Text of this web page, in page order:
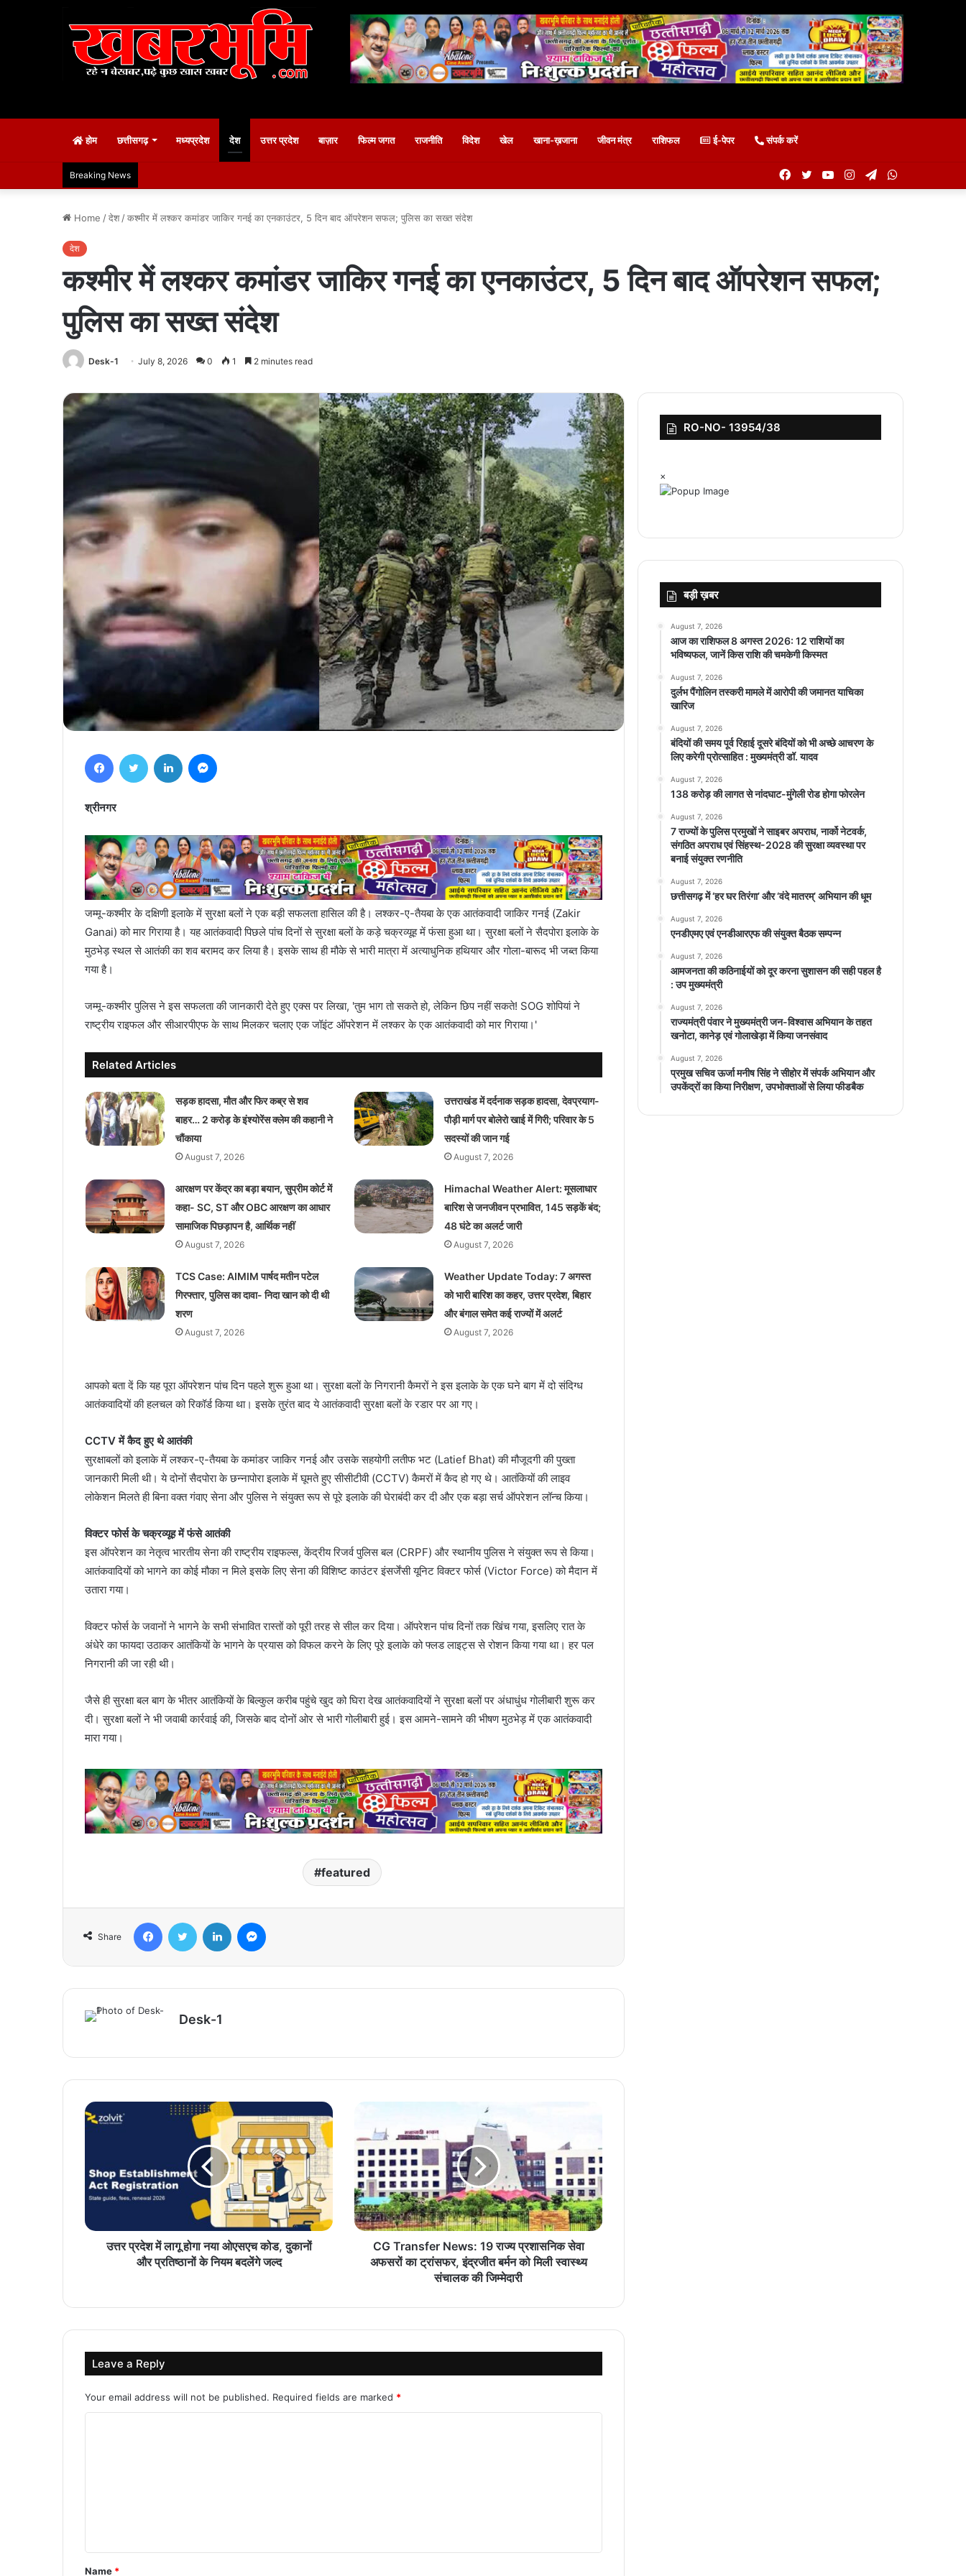
होम छत्तीसगढ़ मध्यप्रदेश देश उत्तर प्रदेश बाज़ार फिल्म जगत राजनीति विदेश खेल खाना-ख़जाना जीवन मंत्र राशिफल ई-पेपर संपर्क करें
Breaking News Telegram
Instagram
YouTube
Twitter
Facebook
Home /देश /कश्मीर में लश्कर कमांडर जाकिर गनई का एनकाउंटर, 5 दिन बाद ऑपरेशन सफल; पुलिस का सख्त संदेश
देश
कश्मीर में लश्कर कमांडर जाकिर गनई का एनकाउंटर, 5 दिन बाद ऑपरेशन सफल;
पुलिस का सख्त संदेश
Desk-1 July 8, 2026 0 1 2 minutes read
श्रीनगर
जम्मू-कश्मीर के दक्षिणी इलाके में सुरक्षा बलों ने एक बड़ी सफलता हासिल की है। लश्कर-ए-तैयबा के एक आतंकवादी जाकिर गनई (Zakir
Ganai) को मार गिराया है। यह आतंकवादी पिछले पांच दिनों से सुरक्षा बलों के कड़े चक्रव्यूह में फंसा हुआ था। सुरक्षा बलों ने सैदपोरा इलाके के
मुठभेड़ स्थल से आतंकी का शव बरामद कर लिया है। इसके साथ ही मौके से भारी मात्रा में अत्याधुनिक हथियार और गोला-बारूद भी जब्त किया
गया है।
जम्मू-कश्मीर पुलिस ने इस सफलता की जानकारी देते हुए एक्स पर लिखा, 'तुम भाग तो सकते हो, लेकिन छिप नहीं सकते! SOG शोपियां ने
राष्ट्रीय राइफल और सीआरपीएफ के साथ मिलकर चलाए एक जॉइंट ऑपरेशन में लश्कर के एक आतंकवादी को मार गिराया।'
Related Articles
सड़क हादसा, मौत और फिर कब्र से शव
बाहर… 2 करोड़ के इंश्योरेंस क्लेम की कहानी ने
चौंकाया
August 7, 2026
उत्तराखंड में दर्दनाक सड़क हादसा, देवप्रयाग-
पौड़ी मार्ग पर बोलेरो खाई में गिरी; परिवार के 5
सदस्यों की जान गई
August 7, 2026
आरक्षण पर केंद्र का बड़ा बयान, सुप्रीम कोर्ट में
कहा- SC, ST और OBC आरक्षण का आधार
सामाजिक पिछड़ापन है, आर्थिक नहीं
August 7, 2026
Himachal Weather Alert: मूसलाधार
बारिश से जनजीवन प्रभावित, 145 सड़कें बंद;
48 घंटे का अलर्ट जारी
August 7, 2026
TCS Case: AIMIM पार्षद मतीन पटेल
गिरफ्तार, पुलिस का दावा- निदा खान को दी थी
शरण
August 7, 2026
Weather Update Today: 7 अगस्त
को भारी बारिश का कहर, उत्तर प्रदेश, बिहार
और बंगाल समेत कई राज्यों में अलर्ट
August 7, 2026
आपको बता दें कि यह पूरा ऑपरेशन पांच दिन पहले शुरू हुआ था। सुरक्षा बलों के निगरानी कैमरों ने इस इलाके के एक घने बाग में दो संदिग्ध
आतंकवादियों की हलचल को रिकॉर्ड किया था। इसके तुरंत बाद ये आतंकवादी सुरक्षा बलों के रडार पर आ गए।
CCTV में कैद हुए थे आतंकी
सुरक्षाबलों को इलाके में लश्कर-ए-तैयबा के कमांडर जाकिर गनई और उसके सहयोगी लतीफ भट (Latief Bhat) की मौजूदगी की पुख्ता
जानकारी मिली थी। ये दोनों सैदपोरा के छन्नापोरा इलाके में घूमते हुए सीसीटीवी (CCTV) कैमरों में कैद हो गए थे। आतंकियों की लाइव
लोकेशन मिलते ही बिना वक्त गंवाए सेना और पुलिस ने संयुक्त रूप से पूरे इलाके की घेराबंदी कर दी और एक बड़ा सर्च ऑपरेशन लॉन्च किया।
विक्टर फोर्स के चक्रव्यूह में फंसे आतंकी
इस ऑपरेशन का नेतृत्व भारतीय सेना की राष्ट्रीय राइफल्स, केंद्रीय रिजर्व पुलिस बल (CRPF) और स्थानीय पुलिस ने संयुक्त रूप से किया।
आतंकवादियों को भागने का कोई मौका न मिले इसके लिए सेना की विशिष्ट काउंटर इंसर्जेंसी यूनिट विक्टर फोर्स (Victor Force) को मैदान में
उतारा गया।
विक्टर फोर्स के जवानों ने भागने के सभी संभावित रास्तों को पूरी तरह से सील कर दिया। ऑपरेशन पांच दिनों तक खिंच गया, इसलिए रात के
अंधेरे का फायदा उठाकर आतंकियों के भागने के प्रयास को विफल करने के लिए पूरे इलाके को फ्लड लाइट्स से रोशन किया गया था। हर पल
निगरानी की जा रही थी।
जैसे ही सुरक्षा बल बाग के भीतर आतंकियों के बिल्कुल करीब पहुंचे खुद को घिरा देख आतंकवादियों ने सुरक्षा बलों पर अंधाधुंध गोलीबारी शुरू कर
दी। सुरक्षा बलों ने भी जवाबी कार्रवाई की, जिसके बाद दोनों ओर से भारी गोलीबारी हुई। इस आमने-सामने की भीषण मुठभेड़ में एक आतंकवादी
मारा गया।
featured
Share
Desk-1
उत्तर प्रदेश में लागू होगा नया ओएसएच कोड, दुकानों
और प्रतिष्ठानों के नियम बदलेंगे जल्द
CG Transfer News: 19 राज्य प्रशासनिक सेवा
अफसरों का ट्रांसफर, इंद्रजीत बर्मन को मिली स्वास्थ्य
संचालक की जिम्मेदारी
Leave a Reply
Your email address will not be published. Required fields are marked *
t
Name *
RO-NO- 13954/38
×
बड़ी ख़बर
August 7, 2026
आज का राशिफल 8 अगस्त 2026: 12 राशियों का
भविष्यफल, जानें किस राशि की चमकेगी किस्मत
August 7, 2026
दुर्लभ पैंगोलिन तस्करी मामले में आरोपी की जमानत याचिका
खारिज
August 7, 2026
बंदियों की समय पूर्व रिहाई दूसरे बंदियों को भी अच्छे आचरण के
लिए करेगी प्रोत्साहित : मुख्यमंत्री डॉ. यादव
August 7, 2026
138 करोड़ की लागत से नांदघाट-मुंगेली रोड होगा फोरलेन
August 7, 2026
7 राज्यों के पुलिस प्रमुखों ने साइबर अपराध, नार्को नेटवर्क,
संगठित अपराध एवं सिंहस्थ-2028 की सुरक्षा व्यवस्था पर
बनाई संयुक्त रणनीति
August 7, 2026
छत्तीसगढ़ में ‘हर घर तिरंगा’ और ‘वंदे मातरम्’ अभियान की धूम
August 7, 2026
एनडीएमए एवं एनडीआरएफ की संयुक्त बैठक सम्पन्न
August 7, 2026
आमजनता की कठिनाईयों को दूर करना सुशासन की सही पहल है
: उप मुख्यमंत्री
August 7, 2026
राज्यमंत्री पंवार ने मुख्यमंत्री जन-विश्वास अभियान के तहत
खनोटा, कानेड़ एवं गोलाखेड़ा में किया जनसंवाद
August 7, 2026
प्रमुख सचिव ऊर्जा मनीष सिंह ने सीहोर में संपर्क अभियान और
उपकेंद्रों का किया निरीक्षण, उपभोक्ताओं से लिया फीडबैक